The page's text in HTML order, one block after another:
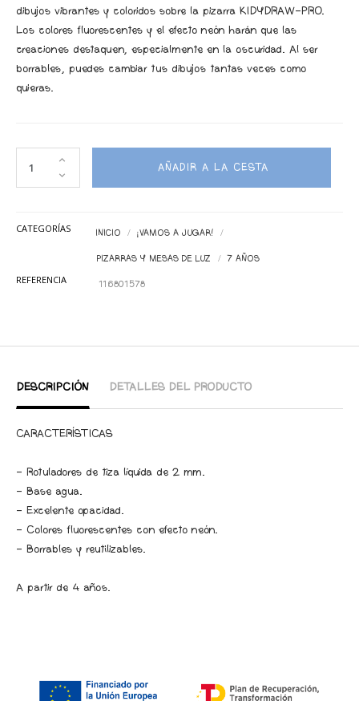
dibujos vibrantes y coloridos sobre la pizarra KIDYDRAW-PRO.
Los colores fluorescentes y el efecto neón harán que las
creaciones destaquen, especialmente en la oscuridad. Al ser
borrables, puedes cambiar tus dibujos tantas veces como
quieras.
AÑADIR A LA CESTA
CATEGORÍAS INICIO ¡VAMOS A JUGAR!
PIZARRAS Y MESAS DE LUZ 7 AÑOS
REFERENCIA 116801578
DESCRIPCIÓN DETALLES DEL PRODUCTO
CARACTERÍSTICAS
- Rotuladores de tiza líquida de 2 mm.
- Base agua.
- Excelente opacidad.
- Colores fluorescentes con efecto neón.
- Borrables y reutilizables.
A partir de 4 años.